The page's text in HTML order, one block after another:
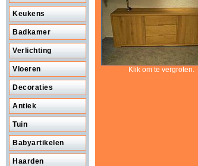
Keukens
Badkamer
Verlichting
Vloeren
Decoraties
Antiek
Tuin
Babyartikelen
Haarden
Klik om te vergroten.